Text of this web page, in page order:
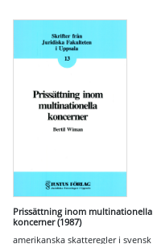
Prissättning inom multinationella
koncerner (1987)
amerikanska skatteregler i svensk